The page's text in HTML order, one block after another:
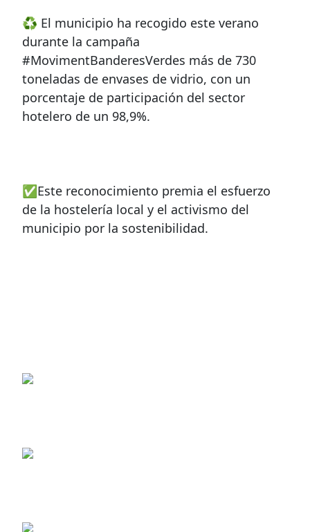
♻️ El municipio ha recogido este verano
durante la campaña
#MovimentBanderesVerdes más de 730
toneladas de envases de vidrio, con un
porcentaje de participación del sector
hotelero de un 98,9%.
✅Este reconocimiento premia el esfuerzo
de la hostelería local y el activismo del
municipio por la sostenibilidad.